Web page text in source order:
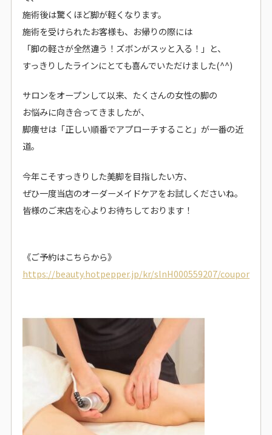
施術後は驚くほど脚が軽くなります。
施術を受けられたお客様も、お帰りの際には
「脚の軽さが全然違う！ズボンがスッと入る！」と、
すっきりしたラインにとても喜んでいただけました(^^)
サロンをオープンして以来、たくさんの女性の脚の
お悩みに向き合ってきましたが、
脚痩せは「正しい順番でアプローチすること」が一番の近
道。
今年こそすっきりした美脚を目指したい方、
ぜひ一度当店のオーダーメイドケアをお試しくださいね。
皆様のご来店を心よりお待ちしております！
《ご予約はこちらから》
https://beauty.hotpepper.jp/kr/slnH000559207/coupon/